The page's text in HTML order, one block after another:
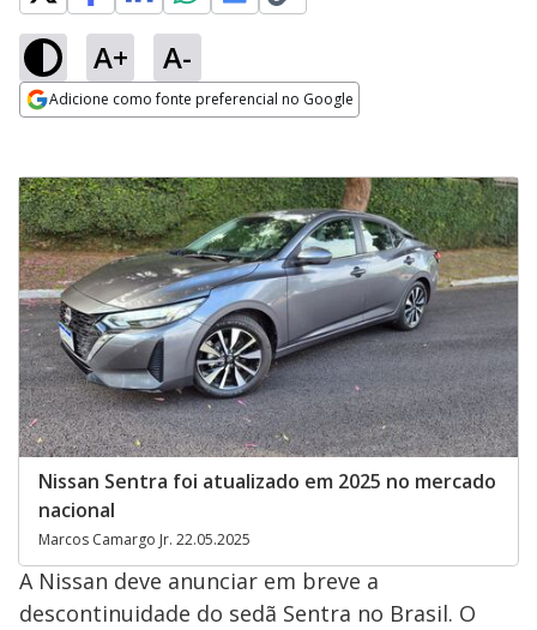
A+ A-
Adicione como fonte preferencial no Google
Nissan Sentra foi atualizado em 2025 no mercado
nacional
Marcos Camargo Jr. 22.05.2025
A Nissan deve anunciar em breve a
descontinuidade do sedã Sentra no Brasil. O